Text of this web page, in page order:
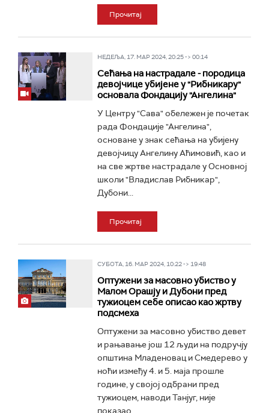
Прочитај
НЕДЕЉА, 17. МАР 2024, 20:25 -> 00:14
Сећања на настрадале - породица
девојчице убијене у "Рибникару"
основала Фондацију "Ангелина"
У Центру "Сава" обележен је почетак
рада Фондације "Ангелина",
основане у знак сећања на убијену
девојчицу Ангелину Аћимовић, као и
на све жртве настрадале у Основној
школи "Владислав Рибникар",
Дубони...
Прочитај
СУБОТА, 16. МАР 2024, 10:22 -> 19:48
Оптужени за масовно убиство у
Малом Орашју и Дубони пред
тужиоцем себе описао као жртву
подсмеха
Оптужени за масовно убиство девет
и рањавање још 12 људи на подручју
општина Младеновац и Смедерево у
ноћи између 4. и 5. маја прошле
године, у својој одбрани пред
тужиоцем, наводи Танјуг, није
показао...